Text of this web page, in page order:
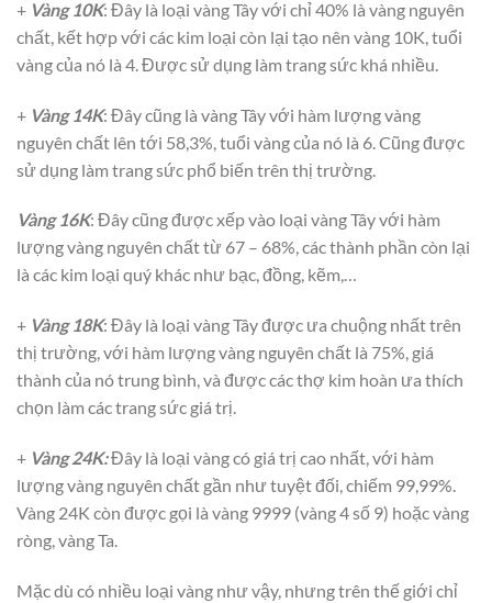
+ Vàng 10K: Đây là loại vàng Tây với chỉ 40% là vàng nguyên
chất, kết hợp với các kim loại còn lại tạo nên vàng 10K, tuổi
vàng của nó là 4. Được sử dụng làm trang sức khá nhiều.
+ Vàng 14K: Đây cũng là vàng Tây với hàm lượng vàng
nguyên chất lên tới 58,3%, tuổi vàng của nó là 6. Cũng được
sử dụng làm trang sức phổ biến trên thị trường.
Vàng 16K: Đây cũng được xếp vào loại vàng Tây với hàm
lượng vàng nguyên chất từ 67 – 68%, các thành phần còn lại
là các kim loại quý khác như bạc, đồng, kẽm,…
+ Vàng 18K: Đây là loại vàng Tây được ưa chuộng nhất trên
thị trường, với hàm lượng vàng nguyên chất là 75%, giá
thành của nó trung bình, và được các thợ kim hoàn ưa thích
chọn làm các trang sức giá trị.
+ Vàng 24K:Đây là loại vàng có giá trị cao nhất, với hàm
lượng vàng nguyên chất gần như tuyệt đối, chiếm 99,99%.
Vàng 24K còn được gọi là vàng 9999 (vàng 4 số 9) hoặc vàng
ròng, vàng Ta.
Mặc dù có nhiều loại vàng như vậy, nhưng trên thế giới chỉ